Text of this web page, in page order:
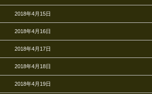
2018年4月15日
2018年4月16日
2018年4月17日
2018年4月18日
2018年4月19日